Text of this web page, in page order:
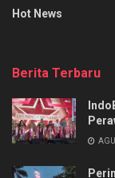
Hot News
Berita Terbaru